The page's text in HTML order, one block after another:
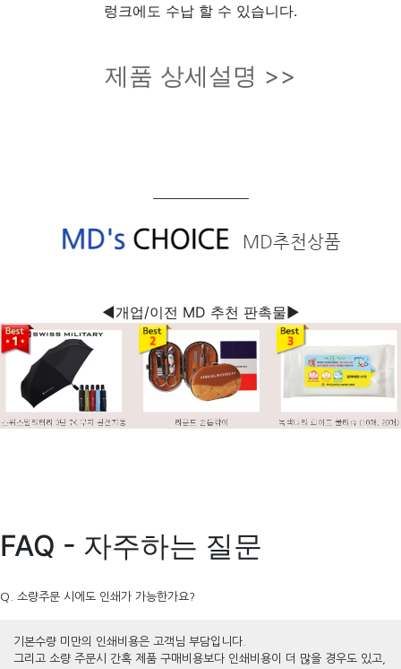
렁크에도 수납 할 수 있습니다.
제품 상세설명 >>
◀개업/이전 MD 추천 판촉물▶
FAQ - 자주하는 질문
Q. 소량주문 시에도 인쇄가 가능한가요?
기본수량 미만의 인쇄비용은 고객님 부담입니다.
그리고 소량 주문시 간혹 제품 구매비용보다 인쇄비용이 더 많을 경우도 있고,